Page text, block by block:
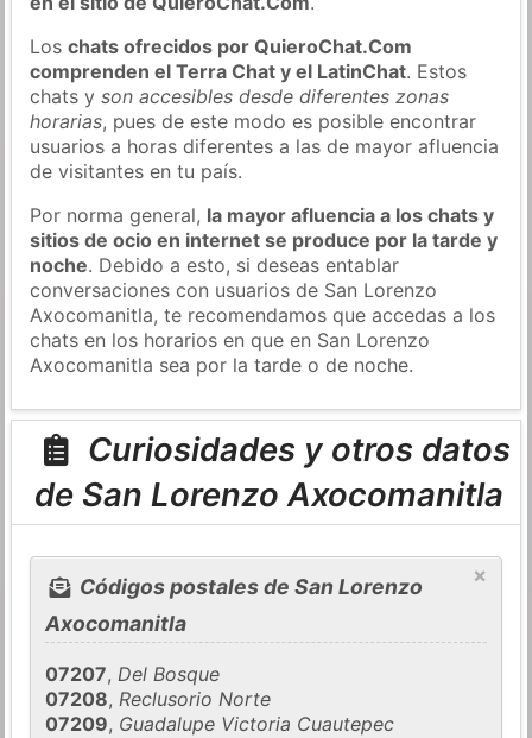
Loschats ofrecidos por QuieroChat.Com
comprenden el Terra Chat y el LatinChat. Estos
chats yson accesibles desde diferentes zonas
horarias, pues de este modo es posible encontrar
usuarios a horas diferentes a las de mayor afluencia
de visitantes en tu país.
Por norma general, la mayor afluencia a los chats y
sitios de ocio en internet se produce por la tarde y
noche. Debido a esto, si deseas entablar
conversaciones con usuarios de San Lorenzo
Axocomanitla, te recomendamos que accedas a los
chats en los horarios en que en San Lorenzo
Axocomanitla sea por la tarde o de noche.
Curiosidades y otros datos
de San Lorenzo Axocomanitla
×
Códigos postales de San Lorenzo
Axocomanitla
07207,Del Bosque
07208,Reclusorio Norte
07209, Guadalupe Victoria Cuautepec